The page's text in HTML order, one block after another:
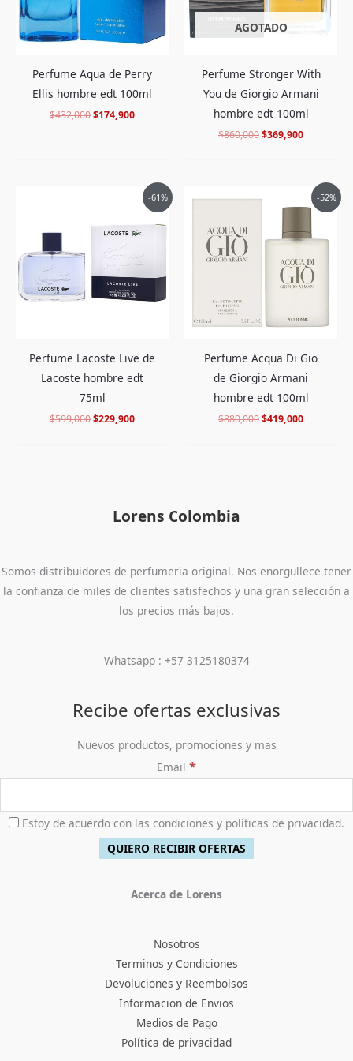
Perfume Aqua de Perry
Ellis hombre edt 100ml
$432,000$174,900
AGOTADO
Perfume Stronger With
You de Giorgio Armani
hombre edt 100ml
$860,000$369,900
-61%
Perfume Lacoste Live de
Lacoste hombre edt
75ml
$599,000
era:
$599,000.
$229,900
precio
actual
es:
-52%
Perfume Acqua Di Gio
de Giorgio Armani
hombre edt 100ml
$880,000
precio
$880,000.
$419,000
precio
actual
es:
$419,000.
Lorens Colombia
Somos distribuidores de perfumeria original. Nos enorgullece tener
la confianza de miles de clientes satisfechos y una gran selección a
los precios más bajos.
Whatsapp : +57 3125180374
Recibe ofertas exclusivas
Nuevos productos, promociones y mas
Email *
Estoy de acuerdo con las condiciones y políticas de privacidad.
Acerca de Lorens
Nosotros
Terminos y Condiciones
Devoluciones y Reembolsos
Informacion de Envios
Medios de Pago
Política de privacidad